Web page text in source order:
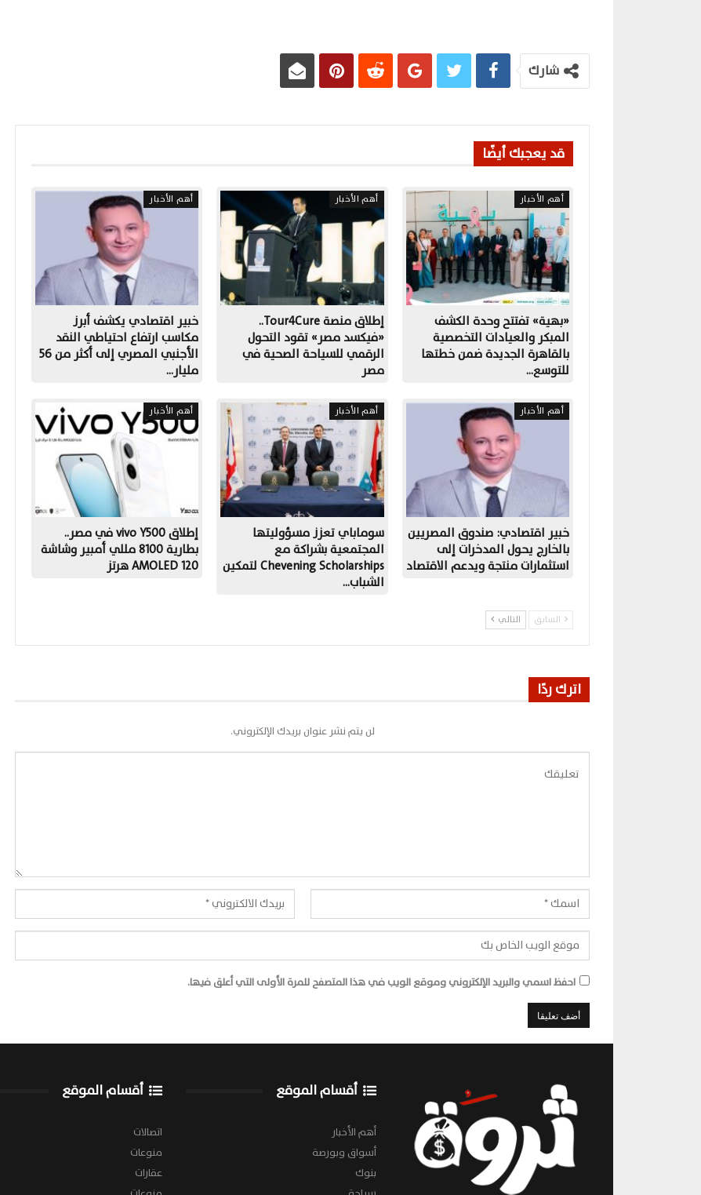
شارك
قد يعجبك أيضًا
أهم الأخبار
«بهية» تفتتح وحدة الكشف
المبكر والعيادات التخصصية
بالقاهرة الجديدة ضمن خطتها
للتوسع…
أهم الأخبار
إطلاق منصة Tour4Cure..
«فيكسد مصر» تقود التحول
الرقمي للسياحة الصحية في
مصر
أهم الأخبار
خبير اقتصادي يكشف أبرز
مكاسب ارتفاع احتياطي النقد
الأجنبي المصري إلى أكثر من 56
مليار…
أهم الأخبار
خبير اقتصادي: صندوق المصريين
بالخارج يحول المدخرات إلى
استثمارات منتجة ويدعم الاقتصاد
أهم الأخبار
سوماباي تعزز مسؤوليتها
المجتمعية بشراكة مع
Chevening Scholarships لتمكين
الشباب…
أهم الأخبار
إطلاق vivo Y500 في مصر..
بطارية 8100 مللي أمبير وشاشة
AMOLED 120 هرتز
السابق التالي
اترك ردًا
لن يتم نشر عنوان بريدك الإلكتروني.
احفظ اسمي والبريد الإلكتروني وموقع الويب في هذا المتصفح للمرة الأولى التي أعلق فيها.
أقسام الموقع
أهم الأخبار
أسواق وبورصة
بنوك
أقسام الموقع
اتصالات
منوعات
عقارات